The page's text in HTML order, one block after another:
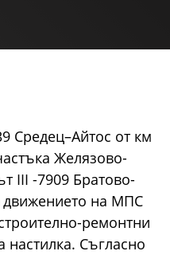
Средец–Айтос от км
Желязово-
III -7909 Братово-
движението на МПС
ремонтни
настилка. Съгласно